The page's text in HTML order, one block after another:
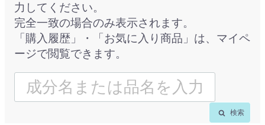
力してください。
完全一致の場合のみ表示されます。
「購入履歴」・「お気に入り商品」は、マイペ
ージで閲覧できます。
検索